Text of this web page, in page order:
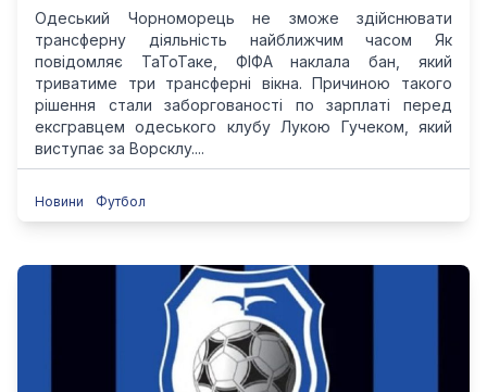
Одеський Чорноморець не зможе здійснювати
трансферну діяльність найближчим часом Як
повідомляє ТаТоТаке, ФІФА наклала бан, який
триватиме три трансферні вікна. Причиною такого
рішення стали заборгованості по зарплаті перед
ексгравцем одеського клубу Лукою Гучеком, який
виступає за Ворсклу....
Новини Футбол